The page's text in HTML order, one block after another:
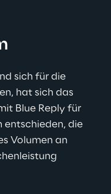
sich für die
hat sich das
Blue Reply für
die
Volumen an